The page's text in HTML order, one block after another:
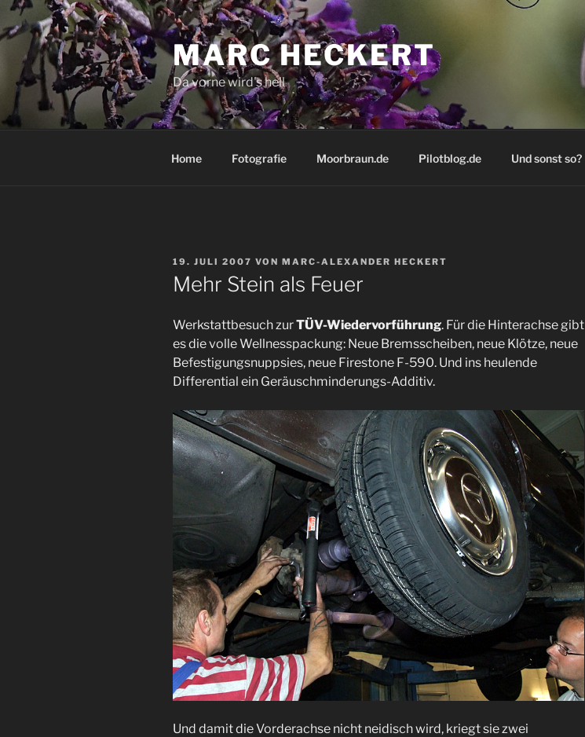
Zum
Inhalt
springen
MARC HECKERT
Da vorne wird's hell
Home Fotografie Moorbraun.de Pilotblog.de Und sonst so?
VERÖFFENTLICHT
AM
19. JULI 2007 VON MARC-ALEXANDER HECKERT
Mehr Stein als Feuer
Werkstattbesuch zurTÜV-Wiedervorführung. Für die Hinterachse gibt
es die volle Wellnesspackung: Neue Bremsscheiben, neue Klötze, neue
Befestigungsnuppsies, neue Firestone F-590. Und ins heulende
Differential ein Geräuschminderungs-Additiv.
Und damit die Vorderachse nicht neidisch wird, kriegt sie zwei